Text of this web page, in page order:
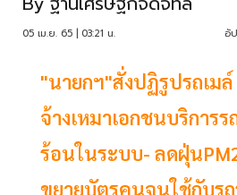
05 เม.ย. 65 | 03:21 น. อั
"นายกฯ"สั่งปฏิรูปรถเม
จ้างเหมาเอกชนบริการร
ร้อนในระบบ- ลดฝุ่น
ขยายบัตรคนจนใช้กับร